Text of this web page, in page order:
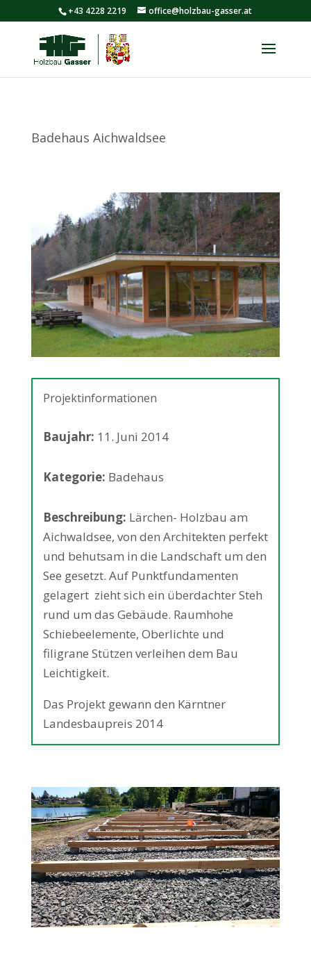
+43 4228 2219 office@holzbau-gasser.at
Badehaus Aichwaldsee
Projektinformationen
Baujahr: 11. Juni 2014
Kategorie: Badehaus
Beschreibung: Lärchen- Holzbau am
Aichwaldsee, von den Architekten perfekt
und behutsam in die Landschaft um den
See gesetzt. Auf Punktfundamenten
gelagert zieht sich ein überdachter Steh
rund um das Gebäude. Raumhohe
Schiebeelemente, Oberlichte und
filigrane Stützen verleihen dem Bau
Leichtigkeit.
Das Projekt gewann den Kärntner
Landesbaupreis 2014